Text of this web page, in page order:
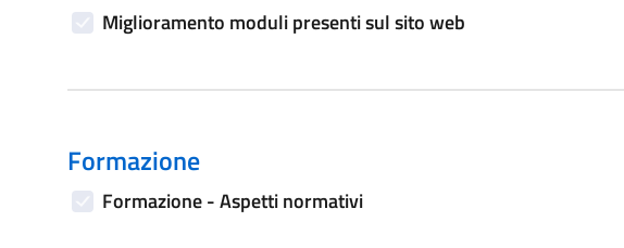
Miglioramento moduli presenti sul sito web
Formazione
Formazione - Aspetti normativi